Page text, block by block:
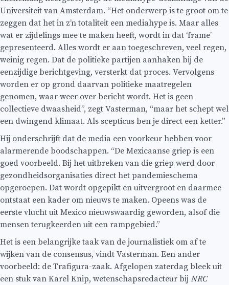
Universiteit van Amsterdam. “Het onderwerp is te groot om te
zeggen dat het in z’n totaliteit een mediahype is. Maar alles
wat er zijdelings mee te maken heeft, wordt in dat ‘frame’
gepresenteerd. Alles wordt er aan toegeschreven, veel regen,
weinig regen. Dat de politieke partijen aanhaken bij de
eenzijdige berichtgeving, versterkt dat proces. Vervolgens
worden er op grond daarvan politieke maatregelen
genomen, waar weer over bericht wordt. Het is geen
collectieve dwaasheid”, zegt Vasterman, “maar het schept wel
een dwingend klimaat. Als scepticus ben je direct een ketter.”
Hij onderschrijft dat de media een voorkeur hebben voor
alarmerende boodschappen. “De Mexicaanse griep is een
goed voorbeeld. Bij het uitbreken van die griep werd door
gezondheidsorganisaties direct het pandemieschema
opgeroepen. Dat wordt opgepikt en uitvergroot en daarmee
ontstaat een kader om nieuws te maken. Opeens was de
eerste vlucht uit Mexico nieuwswaardig geworden, alsof die
mensen terugkeerden uit een rampgebied.”
Het is een belangrijke taak van de journalistiek om af te
wijken van de consensus, vindt Vasterman. Een ander
voorbeeld: de Trafigura-zaak. Afgelopen zaterdag bleek uit
een stuk van Karel Knip, wetenschapsredacteur bij NRC